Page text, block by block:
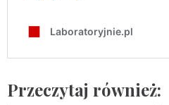
Przeczytaj również: